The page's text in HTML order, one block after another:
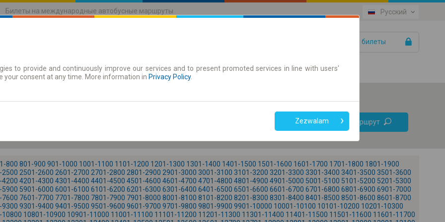
Билеты на международные автобусные маршруты Русский
Ваши билеты
Абонементы
Только онлайн билет
Найти маршрут
+
800 801-900 901-1000 1001-1100 1101-1200 1201-1300 1301-1400 1401-1500 1501-1600 1601-1700 1701-1800 1801-1900
2500 2501-2600 2601-2700 2701-2800 2801-2900 2901-3000 3001-3100 3101-3200 3201-3300 3301-3400 3401-3500 3501-3600
4200 4201-4300 4301-4400 4401-4500 4501-4600 4601-4700 4701-4800 4801-4900 4901-5000 5001-5100 5101-5200 5201-5300
5900 5901-6000 6001-6100 6101-6200 6201-6300 6301-6400 6401-6500 6501-6600 6601-6700 6701-6800 6801-6900 6901-7000
7600 7601-7700 7701-7800 7801-7900 7901-8000 8001-8100 8101-8200 8201-8300 8301-8400 8401-8500 8501-8600 8601-8700
9300 9301-9400 9401-9500 9501-9600 9601-9700 9701-9800 9801-9900 9901-10000 10001-10100 10101-10200 10201-10300
10800 10801-10900 10901-11000 11001-11100 11101-11200 11201-11300 11301-11400 11401-11500 11501-11600 11601-11700
to provide and continuously improve our services and to present promoted services in line with users'
your consent at any time. More information in Privacy Policy.
Zezwalam